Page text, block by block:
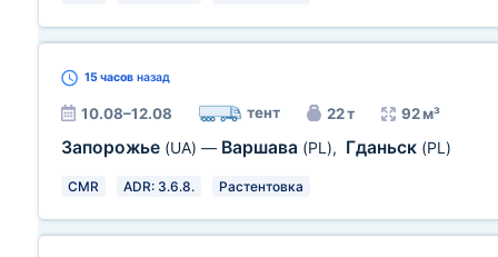
15 часов назад
10.08–12.08 тент 22 т 92 м³
Запорожье (UA) — Варшава (PL), Гданьск (PL)
CMR ADR: 3.6.8. Растентовка